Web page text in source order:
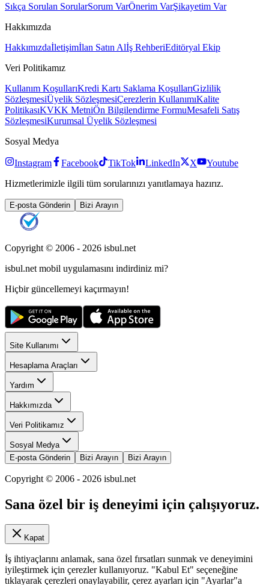
Sıkça Sorulan SorularSorum VarÖnerim VarŞikayetim Var
Hakkımızda
Hakkımızdaİletişimİlan Satın Alİş RehberiEditöryal Ekip
Veri Politikamız
Kullanım KoşullarıKredi Kartı Saklama KoşullarıGizlilik
SözleşmesiÜyelik SözleşmesiÇerezlerin KullanımıKalite
PolitikasıKVKK MetniÖn Bilgilendirme FormuMesafeli Satış
SözleşmesiKurumsal Üyelik Sözleşmesi
Sosyal Medya
Instagram Facebook TikTok LinkedIn X
Youtube
Hizmetlerimizle ilgili tüm sorularınızı yanıtlamaya hazırız.
E-posta Gönderin Bizi Arayın
Copyright © 2006 - 2026 isbul.net
isbul.net mobil uygulamasını indirdiniz mi?
Hiçbir güncellemeyi kaçırmayın!
Site Kullanımı
Hesaplama Araçları
Yardım
Hakkımızda
Veri Politikamız
Sosyal Medya
E-posta Gönderin
Bizi Arayın Bizi Arayın
Copyright © 2006 - 2026 isbul.net
Sana özel bir iş deneyimi için çalışıyoruz.
Kapat
İş ihtiyaçlarını anlamak, sana özel fırsatları sunmak ve deneyimini
iyileştirmek için çerezler kullanıyoruz. "Kabul Et" seçeneğine
tıklayarak çerezleri onaylayabilir, çerez ayarları için "Ayarlar"a